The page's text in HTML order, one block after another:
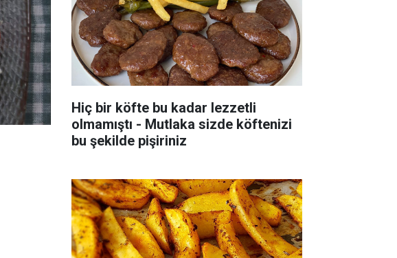
Hiç bir köfte bu kadar lezzetli
olmamıştı - Mutlaka sizde köftenizi
bu şekilde pişiriniz